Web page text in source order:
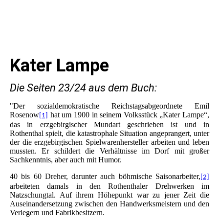
Kater Lampe
Die Seiten 23/24 aus dem Buch:
"Der sozialdemokratische Reichstagsabgeordnete Emil
Rosenow [1]
hat um 1900 in seinem Volksstück „Kater Lampe“,
das in erzgebirgischer Mundart geschrieben ist und in
Rothenthal spielt, die katastrophale Situation angeprangert, unter
der die erzgebirgischen Spielwarenhersteller arbeiten und leben
mussten. Er schildert die Verhältnisse im Dorf mit großer
Sachkenntnis, aber auch mit Humor.
40 bis 60 Dreher, darunter auch böhmische Saisonarbeiter, [2]
arbeiteten damals in den Rothenthaler Drehwerken im
Natzschungtal. Auf ihrem Höhepunkt war zu jener Zeit die
Auseinandersetzung zwischen den Handwerksmeistern und den
Verlegern und Fabrikbesitzern.